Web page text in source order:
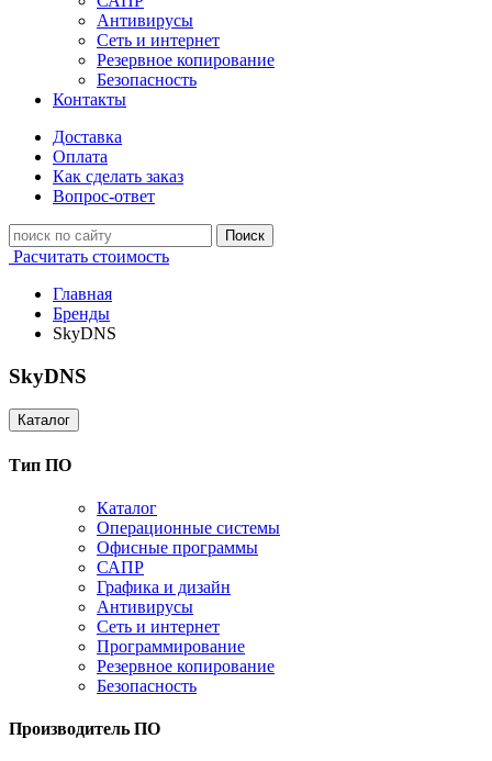
Антивирусы
Сеть и интернет
Резервное копирование
Безопасность
Контакты
Доставка
Оплата
Как сделать заказ
Вопрос-ответ
Поиск
Расчитать стоимость
Главная
Бренды
SkyDNS
SkyDNS
Каталог
Тип ПО
Каталог
Операционные системы
Офисные программы
САПР
Графика и дизайн
Антивирусы
Сеть и интернет
Программирование
Резервное копирование
Безопасность
Производитель ПО